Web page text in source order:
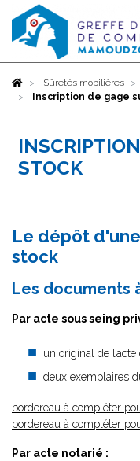
AccueilSûretés mobilières
Inscription de gage
STOCK
Le dépôt
stock
Les documents
Par acte sous seing
un original de
deux exemplaires
bordereau à compléter
bordereau à compléter
Par acte notarié :